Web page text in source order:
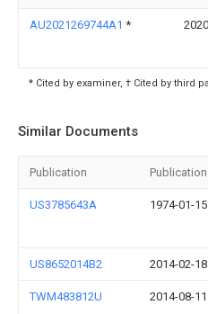
AU2021269744A1 *
* Cited by examiner, † Cited by third
Similar Documents
Publication
US3785643A 1974-01-15
US8652014B2 2014-02-18
TWM483812U 2014-08-11